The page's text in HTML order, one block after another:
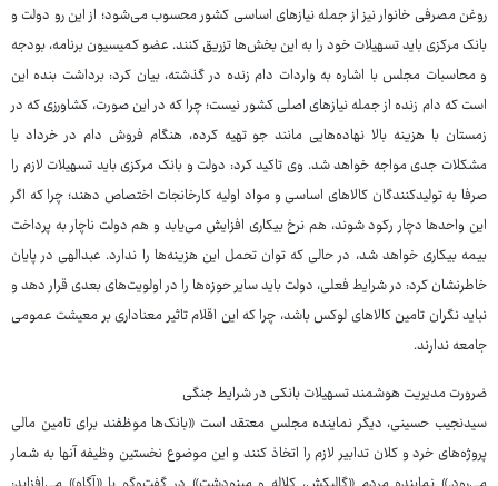
روغن مصرفی خانوار نیز از جمله نیازهای اساسی کشور محسوب می‌شود؛ از این رو دولت و
بانک مرکزی باید تسهیلات خود را به این بخش‌ها تزریق کنند. عضو کمیسیون برنامه، بودجه
و محاسبات مجلس با اشاره به واردات دام زنده در گذشته، بیان کرد: برداشت بنده این
است که دام زنده از جمله نیازهای اصلی کشور نیست؛ چرا که در این صورت، کشاورزی که در
زمستان با هزینه بالا نهاده‌هایی مانند جو تهیه کرده، هنگام فروش دام در خرداد با
مشکلات جدی مواجه خواهد شد. وی تاکید کرد: دولت و بانک مرکزی باید تسهیلات لازم را
صرفا به تولیدکنندگان کالاهای اساسی و مواد اولیه کارخانجات اختصاص دهند؛ چرا که اگر
این واحدها دچار رکود شوند، هم نرخ بیکاری افزایش می‌یابد و هم دولت ناچار به پرداخت
بیمه بیکاری خواهد شد، در حالی که توان تحمل این هزینه‌ها را ندارد. عبدالهی در پایان
خاطرنشان کرد: در شرایط فعلی، دولت باید سایر حوزه‌ها را در اولویت‌های بعدی قرار دهد و
نباید نگران تامین کالاهای لوکس باشد، چرا که این اقلام تاثیر معناداری بر معیشت عمومی
جامعه ندارند.
ضرورت مدیریت هوشمند تسهیلات بانکی در شرایط جنگی
سیدنجیب حسینی، دیگر نماینده مجلس معتقد است «بانک‌ها موظفند برای تامین مالی
پروژه‌های خرد و کلان تدابیر لازم را اتخاذ کنند و این موضوع نخستین وظیفه آنها به شمار